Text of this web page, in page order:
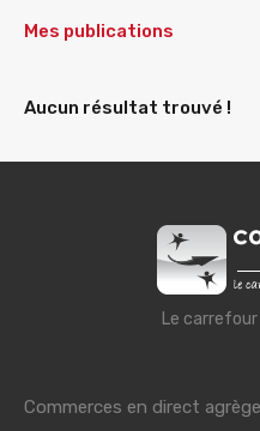
Mes publications
Aucun résultat trouvé !
Le
Commerces en direct